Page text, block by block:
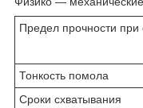
Предел прочности
Тонкость помола
Сроки схватывания